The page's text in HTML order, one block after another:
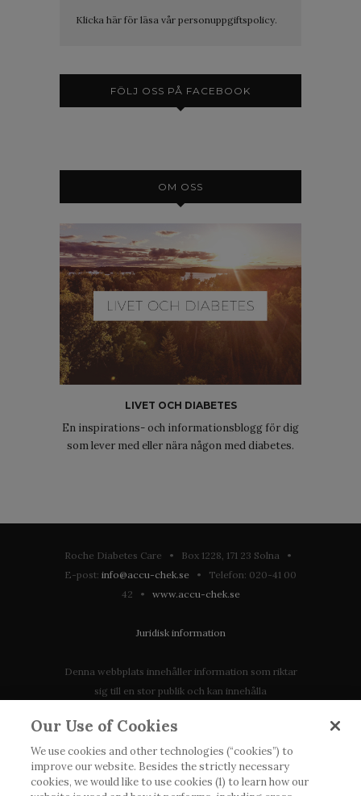
Klicka här för läsa vår personuppgiftspolicy.
FÖLJ OSS PÅ FACEBOOK
OM OSS
LIVET OCH DIABETES
En inspirations- och informationsblogg för dig
som lever med eller nära någon med diabetes.
Roche Diabetes Care • Box 1228, 171 23 Solna •
E-post: info@accu-chek.se • Telefon: 020-41 00
42 • www.accu-chek.se
Juridisk information
Denna webbplats innehåller information som riktar
sig till en stor publik och kan innehålla
tillgänglig eller giltig i ditt land. Vänligen observera
att vi inte tar något ansvar för information som
eventuellt inte uppfyller någon gällande rättslig
process, förordning, registrering eller användning i
Our Use of Cookies
We use cookies and other technologies (“cookies”) to
improve our website. Besides the strictly necessary
cookies, we would like to use cookies (1) to learn how our